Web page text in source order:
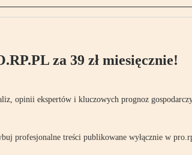
za 39 zł miesięcznie!
opinii ekspertów i kluczowych prognoz
profesjonalne treści publikowane wyłącznie w